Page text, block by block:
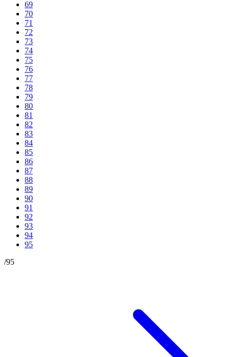
69
70
71
72
73
74
75
76
77
78
79
80
81
82
83
84
85
86
87
88
89
90
91
92
93
94
95
/95